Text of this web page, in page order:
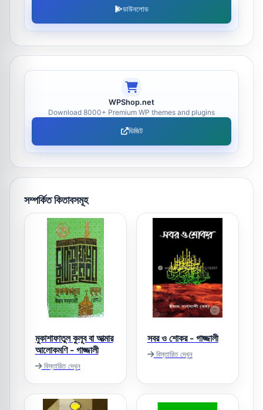
ডাউনলোড
WPShop.net
Download 8000+ Premium WP themes and plugins
ভিজিট
সম্পর্কিত কিতাবসমূহ
মুকাশাফাতুল কুলূব বা আত্মার
আলোকমণি - গাজ্জালী
বিস্তারিত দেখুন
সবর ও শোকর - গাজ্জালী
বিস্তারিত দেখুন